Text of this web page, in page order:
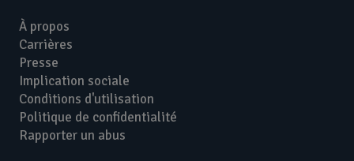
À propos
Carrières
Presse
Implication sociale
Conditions d'utilisation
Politique de confidentialité
Rapporter un abus